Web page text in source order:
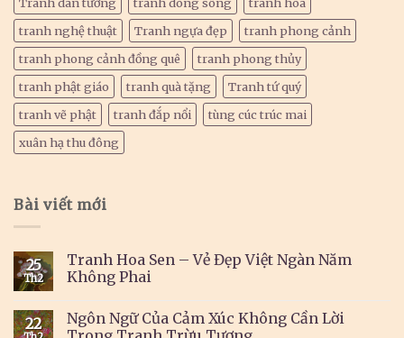
tranh nghệ thuật
Tranh ngựa đẹp
tranh phong cảnh
tranh phong cảnh đồng quê
tranh phong thủy
tranh phật giáo
tranh quà tặng
Tranh tứ quý
tranh vẽ phật
tranh đắp nổi
tùng cúc trúc mai
xuân hạ thu đông
Bài viết mới
25
Th2
Tranh Hoa Sen – Vẻ Đẹp Việt Ngàn Năm
Không Phai
22
Ngôn Ngữ Của Cảm Xúc Không Cần Lời